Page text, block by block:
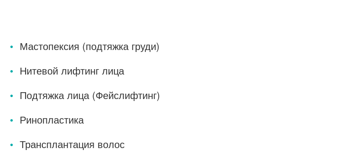
Мастопексия (подтяжка груди)
Нитевой лифтинг лица
Подтяжка лица (Фейслифтинг)
Ринопластика
Трансплантация волос